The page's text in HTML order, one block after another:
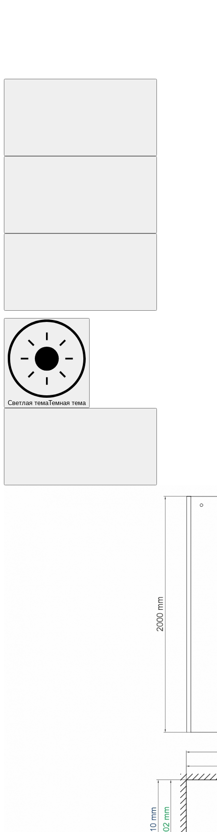
Светлая темаТемная тема